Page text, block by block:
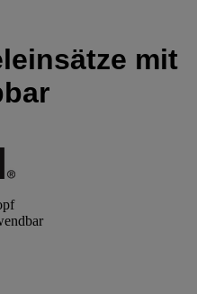
mit